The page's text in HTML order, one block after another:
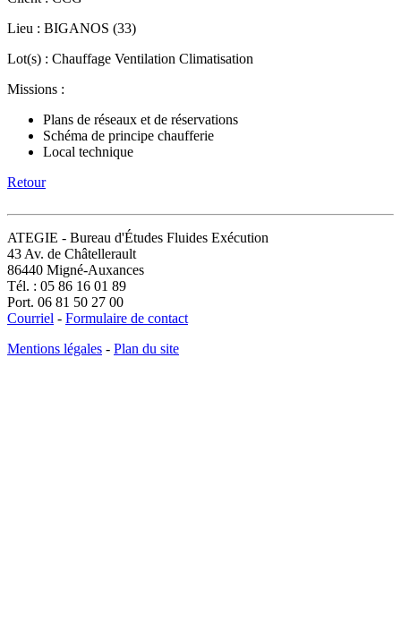
Lieu : BIGANOS (33)
Lot(s) : Chauffage Ventilation Climatisation
Missions :
Plans de réseaux et de réservations
Schéma de principe chaufferie
Local technique
Retour
ATEGIE - Bureau d'Études Fluides Exécution
43 Av. de Châtellerault
86440 Migné-Auxances
Tél. : 05 86 16 01 89
Port. 06 81 50 27 00
Courriel - Formulaire de contact
Mentions légales - Plan du site